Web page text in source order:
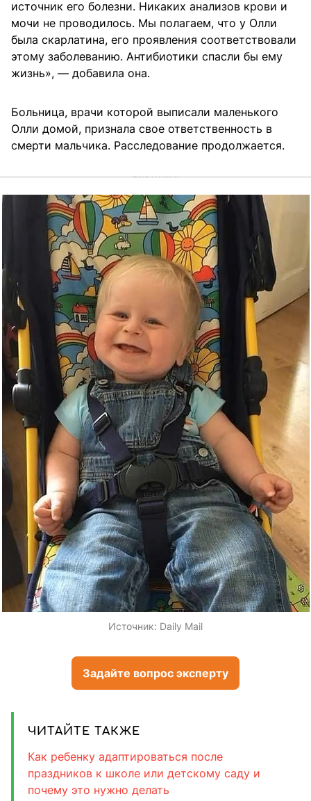
источник его болезни. Никаких анализов крови и
мочи не проводилось. Мы полагаем, что у Олли
была скарлатина, его проявления соответствовали
этому заболеванию. Антибиотики спасли бы ему
жизнь», — добавила она.
Больница, врачи которой выписали маленького
Олли домой, признала свое ответственность в
смерти мальчика. Расследование продолжается.
Источник: Daily Mail
Задайте вопрос эксперту
ЧИТАЙТЕ ТАКЖЕ
Как ребенку адаптироваться после
праздников к школе или детскому саду и
почему это нужно делать